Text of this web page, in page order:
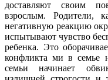
доставляют своим
взрослым. Родители,
негативную реакцию
испытывают чувство
ребенка. Это
конфликта ми в семье
семьи начинает